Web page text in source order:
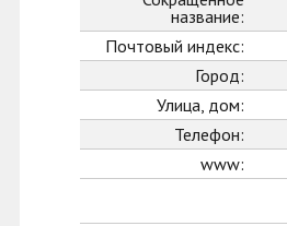
название:
Почтовый индекс:
Город:
Улица, дом:
Телефон:
www: